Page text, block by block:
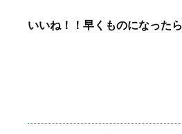
いいね！！早くものになったら